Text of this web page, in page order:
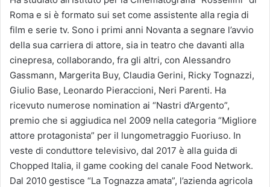
Roma e si è formato sui set come assistente alla regia di
film e serie tv. Sono i primi anni Novanta a segnare l’avvio
della sua carriera di attore, sia in teatro che davanti alla
cinepresa, collaborando, fra gli altri, con Alessandro
Gassmann, Margerita Buy, Claudia Gerini, Ricky Tognazzi,
Giulio Base, Leonardo Pieraccioni, Neri Parenti. Ha
ricevuto numerose nomination ai “Nastri d’Argento”,
premio che si aggiudica nel 2009 nella categoria “Migliore
attore protagonista” per il lungometraggio Fuoriuso. In
veste di conduttore televisivo, dal 2017 è alla guida di
Chopped Italia, il game cooking del canale Food Network.
Dal 2010 gestisce “La Tognazza amata”, l’azienda agricola